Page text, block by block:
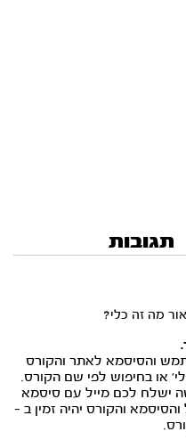
תגובות
מה זה כלי?
והסיסמא לאתר והקורס
או בחיפוש לפי שם הקורס.
ישלח לכם מייל עם סיסמא
והקורס יהיה זמין ב –